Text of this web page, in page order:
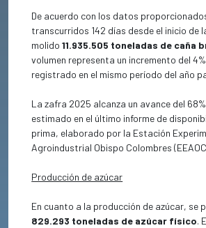
De acuerdo con los datos
transcurridos 142 días desde el inicio de
molido11.935.505 toneladas de caña
volumen representa un incremento del
registrado en el mismo período del año
La zafra 2025 alcanza un avance del
estimado en el último informe de
prima, elaborado por la Estación
Agroindustrial Obispo Colombres
Producción de azúcar
En cuanto a la producción de azúcar, se
829.293 toneladas de azúcar físico.